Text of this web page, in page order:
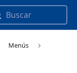
Buscar
Menús